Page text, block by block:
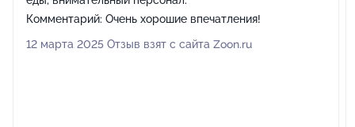
Комментарий: Очень хорошие впечатления!
12 марта 2025 Отзыв взят с сайта Zoon.ru